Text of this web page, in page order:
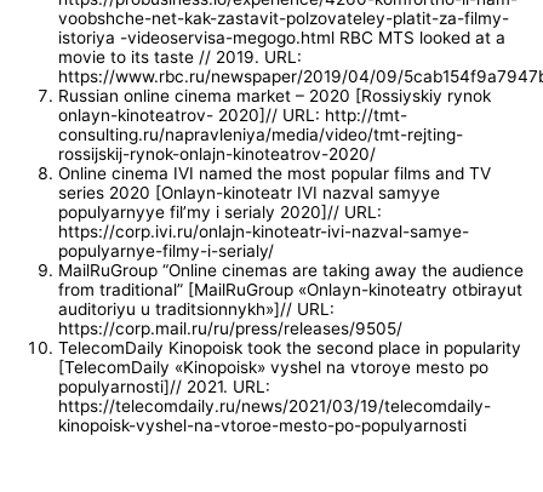
voobshche-net-kak-zastavit-polzovateley-platit-za-filmy-
istoriya -videoservisa-megogo.html RBC MTS looked at a
movie to its taste // 2019. URL:
https://www.rbc.ru/newspaper/2019/04/09/
Russian online cinema market – 2020 [Rossiyskiy rynok
onlayn-kinoteatrov- 2020]// URL: http://tmt-
consulting.ru/napravleniya/media/video/tmt-rejting-
rossijskij-rynok-onlajn-kinoteatrov-2020/
Online cinema IVI named the most popular films and TV
series 2020 [Onlayn-kinoteatr IVI nazval samyye
populyarnyye fil’my i serialy 2020]// URL:
https://corp.ivi.ru/onlajn-kinoteatr-ivi-nazval-samye-
populyarnye-filmy-i-serialy/
MailRuGroup “Online cinemas are taking away the audience
from traditional” [MailRuGroup «Onlayn-kinoteatry otbirayut
auditoriyu u traditsionnykh»]// URL:
https://corp.mail.ru/ru/press/releases/9505/
TelecomDaily Kinopoisk took the second place in popularity
[TelecomDaily «Kinopoisk» vyshel na vtoroye mesto po
populyarnosti]// 2021. URL:
https://telecomdaily.ru/news/2021/03/19/telecomdaily-
kinopoisk-vyshel-na-vtoroe-mesto-po-populyarnosti